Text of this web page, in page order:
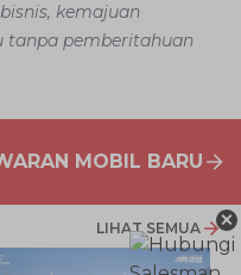
kemajuan
tanpa pemberitahuan
MOBIL BARU
LIHAT SEMUA ×